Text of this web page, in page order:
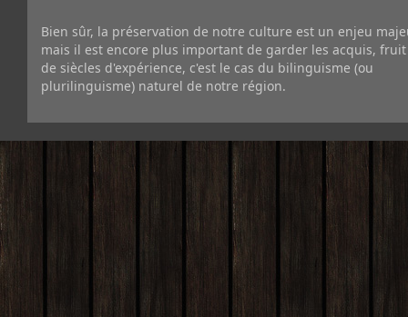
Bien sûr, la préservation de notre culture est un enjeu
mais il est encore plus important de garder les acquis, fruit
de siècles d'expérience, c'est le cas du bilinguisme (ou
plurilinguisme) naturel de notre région.